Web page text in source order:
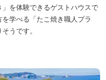
を体験できるゲストハウスで
学べる「たこ焼き職人プラ
うです。